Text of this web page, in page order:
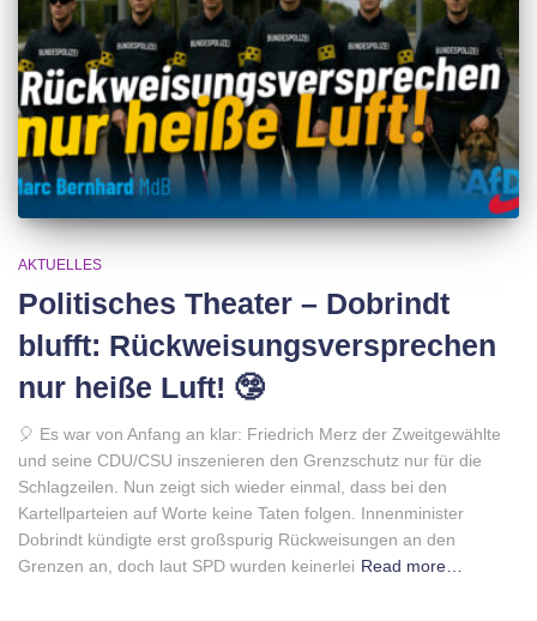
AKTUELLES
Politisches Theater – Dobrindt
blufft: Rückweisungsversprechen
nur heiße Luft! 🤥
🎈 Es war von Anfang an klar: Friedrich Merz der Zweitgewählte
und seine CDU/CSU inszenieren den Grenzschutz nur für die
Schlagzeilen. Nun zeigt sich wieder einmal, dass bei den
Kartellparteien auf Worte keine Taten folgen. Innenminister
Dobrindt kündigte erst großspurig Rückweisungen an den
Grenzen an, doch laut SPD wurden keinerlei Read more…